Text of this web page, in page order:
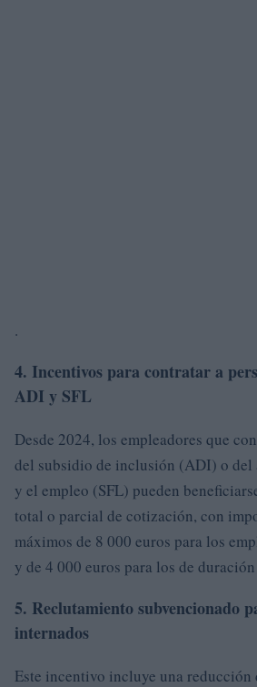
.
4. Incentivos para contratar a
ADI y SFL
Desde 2024, los empleadores que
del subsidio de inclusión (ADI) o del
y el empleo (SFL) pueden
total o parcial de cotización, con
máximos de 8 000 euros para los
y de 4 000 euros para los de
5. Reclutamiento subvencionado
internados
Este incentivo incluye una